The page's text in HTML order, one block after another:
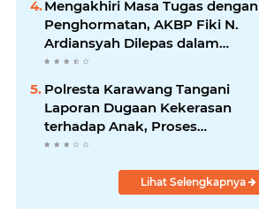
Mengakhiri Masa Tugas dengan
Penghormatan, AKBP Fiki N.
Ardiansyah Dilepas dalam
Upacara Farewell Parade oleh
Kapolresta Karawang Kombes
Pol Mario Prahatinto
Polresta Karawang Tangani
Laporan Dugaan Kekerasan
terhadap Anak, Proses
Penyelidikan Dilakukan Satres
Lihat Selengkapnya